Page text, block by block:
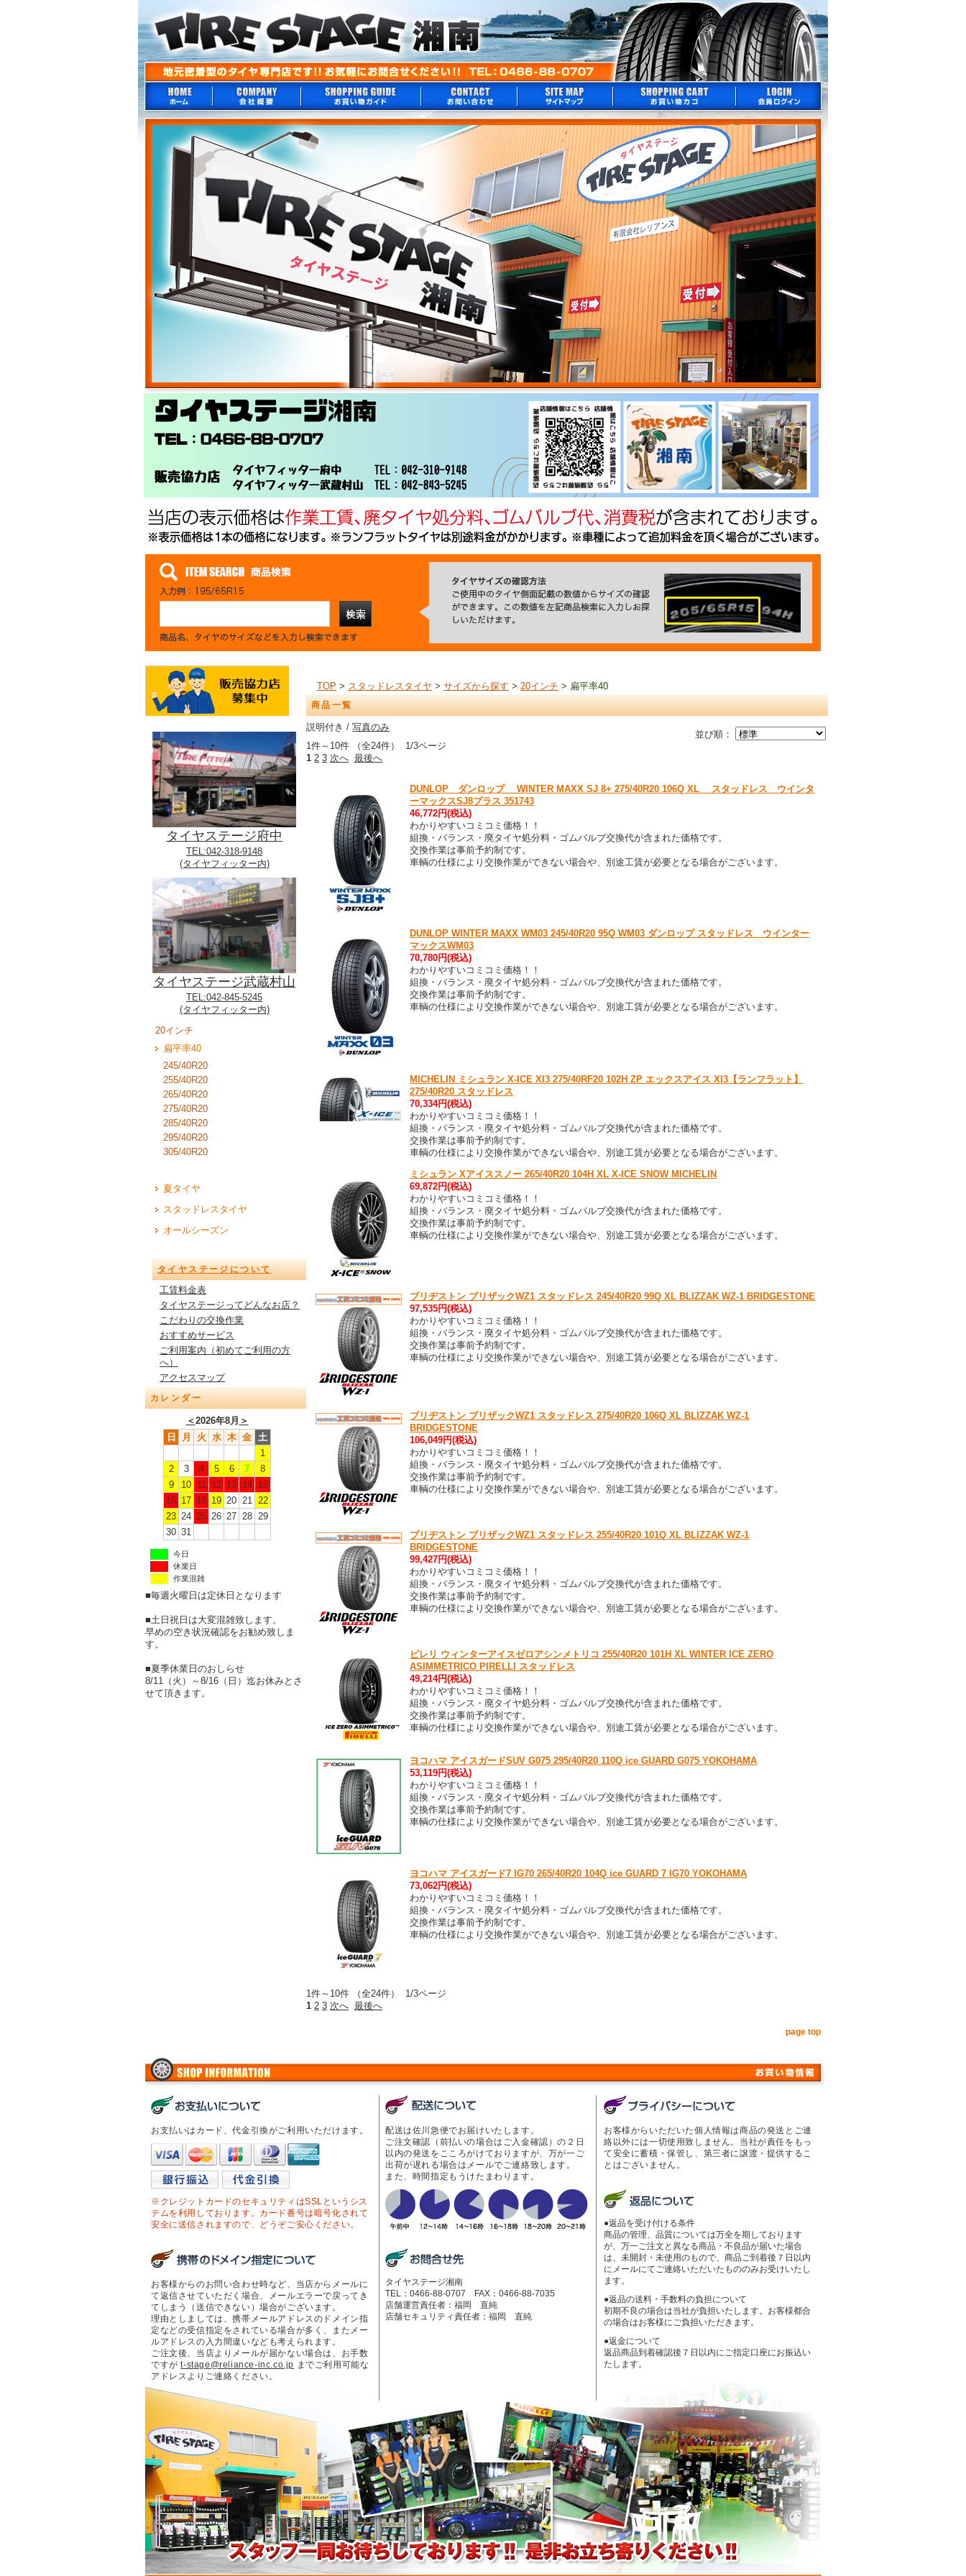
タイヤステージ府中
TEL:042-318-9148
(タイヤフィッター内)
タイヤステージ武蔵村山
TEL:042-845-5245
(タイヤフィッター内)
20インチ
扁平率40
245/40R20
255/40R20
265/40R20
275/40R20
285/40R20
295/40R20
305/40R20
夏タイヤ
スタッドレスタイヤ
オールシーズン
タイヤステージについて
工賃料金表
タイヤステージってどんなお店？
こだわりの交換作業
おすすめサービス
ご利用案内（初めてご利用の方
へ）
アクセスマップ
カレンダー
＜2026年8月 ＞
日
月 火 水 木 金 土
1
2
3 4 5 6 7
8
9
10 11 12 13 14
15
16 17 18 19 20 21 22
23 24 25 26 27 28 29
30 31
今日
休業日
作業混雑
■毎週火曜日は定休日となります
■土日祝日は大変混雑致します。
早めの空き状況確認をお勧め致しま
す。
■夏季休業日のおしらせ
8/11（火）～8/16（日）迄お休みとさ
せて頂きます。
TOP > スタッドレスタイヤ > サイズから探す > 20インチ > 扁平率40
商品一覧
並び順：
説明付き / 写真のみ
1件～10件 （全24件） 1/3ページ
1 2 3 次へ 最後へ
DUNLOP ダンロップ WINTER MAXX SJ 8+ 275/40R20 106Q XL スタッドレス ウインタ
ーマックスSJ8プラス 351743
46,772円(税込)
わかりやすいコミコミ価格！！
組換・バランス・廃タイヤ処分料・ゴムバルブ交換代が含まれた価格です。
交換作業は事前予約制です。
車輌の仕様により交換作業ができない場合や、別途工賃が必要となる場合がございます。
DUNLOP WINTER MAXX WM03 245/40R20 95Q WM03 ダンロップ スタッドレス ウインター
マックスWM03
70,780円(税込)
わかりやすいコミコミ価格！！
組換・バランス・廃タイヤ処分料・ゴムバルブ交換代が含まれた価格です。
交換作業は事前予約制です。
車輌の仕様により交換作業ができない場合や、別途工賃が必要となる場合がございます。
MICHELIN ミシュラン X-ICE XI3 275/40RF20 102H ZP エックスアイス XI3【ランフラット】
275/40R20 スタッドレス
70,334円(税込)
わかりやすいコミコミ価格！！
組換・バランス・廃タイヤ処分料・ゴムバルブ交換代が含まれた価格です。
交換作業は事前予約制です。
車輌の仕様により交換作業ができない場合や、別途工賃が必要となる場合がございます。
ミシュラン Xアイススノー 265/40R20 104H XL X-ICE SNOW MICHELIN
69,872円(税込)
わかりやすいコミコミ価格！！
組換・バランス・廃タイヤ処分料・ゴムバルブ交換代が含まれた価格です。
交換作業は事前予約制です。
車輌の仕様により交換作業ができない場合や、別途工賃が必要となる場合がございます。
ブリヂストン ブリザックWZ1 スタッドレス 245/40R20 99Q XL BLIZZAK WZ-1 BRIDGESTONE
97,535円(税込)
わかりやすいコミコミ価格！！
組換・バランス・廃タイヤ処分料・ゴムバルブ交換代が含まれた価格です。
交換作業は事前予約制です。
車輌の仕様により交換作業ができない場合や、別途工賃が必要となる場合がございます。
ブリヂストン ブリザックWZ1 スタッドレス 275/40R20 106Q XL BLIZZAK WZ-1
BRIDGESTONE
106,049円(税込)
わかりやすいコミコミ価格！！
組換・バランス・廃タイヤ処分料・ゴムバルブ交換代が含まれた価格です。
交換作業は事前予約制です。
車輌の仕様により交換作業ができない場合や、別途工賃が必要となる場合がございます。
ブリヂストン ブリザックWZ1 スタッドレス 255/40R20 101Q XL BLIZZAK WZ-1
BRIDGESTONE
99,427円(税込)
わかりやすいコミコミ価格！！
組換・バランス・廃タイヤ処分料・ゴムバルブ交換代が含まれた価格です。
交換作業は事前予約制です。
車輌の仕様により交換作業ができない場合や、別途工賃が必要となる場合がございます。
ピレリ ウィンターアイスゼロアシンメトリコ 255/40R20 101H XL WINTER ICE ZERO
ASIMMETRICO PIRELLI スタッドレス
49,214円(税込)
わかりやすいコミコミ価格！！
組換・バランス・廃タイヤ処分料・ゴムバルブ交換代が含まれた価格です。
交換作業は事前予約制です。
車輌の仕様により交換作業ができない場合や、別途工賃が必要となる場合がございます。
ヨコハマ アイスガードSUV G075 295/40R20 110Q ice GUARD G075 YOKOHAMA
53,119円(税込)
わかりやすいコミコミ価格！！
組換・バランス・廃タイヤ処分料・ゴムバルブ交換代が含まれた価格です。
交換作業は事前予約制です。
車輌の仕様により交換作業ができない場合や、別途工賃が必要となる場合がございます。
ヨコハマ アイスガード7 IG70 265/40R20 104Q ice GUARD 7 IG70 YOKOHAMA
73,062円(税込)
わかりやすいコミコミ価格！！
組換・バランス・廃タイヤ処分料・ゴムバルブ交換代が含まれた価格です。
交換作業は事前予約制です。
車輌の仕様により交換作業ができない場合や、別途工賃が必要となる場合がございます。
1件～10件 （全24件） 1/3ページ
1 2 3 次へ 最後へ
page top
お支払いはカード、代金引換がご利用いただけます。
※クレジットカードのセキュリティはSSLというシス
テムを利用しております。カード番号は暗号化されて
安全に送信されますので、どうぞご安心ください。
お客様からのお問い合わせ時など、当店からメールに
て返信させていただく場合、メールエラーで戻ってき
てしまう（送信できない）場合がございます。
理由としましては、携帯メールアドレスのドメイン指
定などの受信指定をされている場合が多く、またメー
ルアドレスの入力間違いなども考えられます。
ご注文後、当店よりメールが届かない場合は、お手数
ですがt-stage@reliance-inc.co.jp までご利用可能な
アドレスよりご連絡ください。
配送は佐川急便でお届けいたします。
ご注文確認（前払いの場合はご入金確認）の２日
以内の発送をこころがけておりますが、万が一ご
出荷が遅れる場合はメールでご連絡致します。
また、時間指定もうけたまわります。
タイヤステージ湘南
TEL：0466-88-0707 FAX：0466-88-7035
店舗運営責任者：福岡 直純
店舗セキュリティ責任者：福岡 直純
お客様からいただいた個人情報は商品の発送とご連
絡以外には一切使用致しません。当社が責任をもっ
て安全に蓄積・保管し、第三者に譲渡・提供するこ
とはございません。
●返品を受け付ける条件
商品の管理、品質については万全を期しております
が、万一ご注文と異なる商品・不良品が届いた場合
は、未開封・未使用のもので、商品ご到着後７日以内
にメールにてご連絡いただいたもののみお受けいたし
ます。
●返品の送料・手数料の負担について
初期不良の場合は当社が負担いたします。お客様都合
の場合はお客様にご負担いただきます。
●返金について
返品商品到着確認後７日以内にご指定口座にお振込い
たします。